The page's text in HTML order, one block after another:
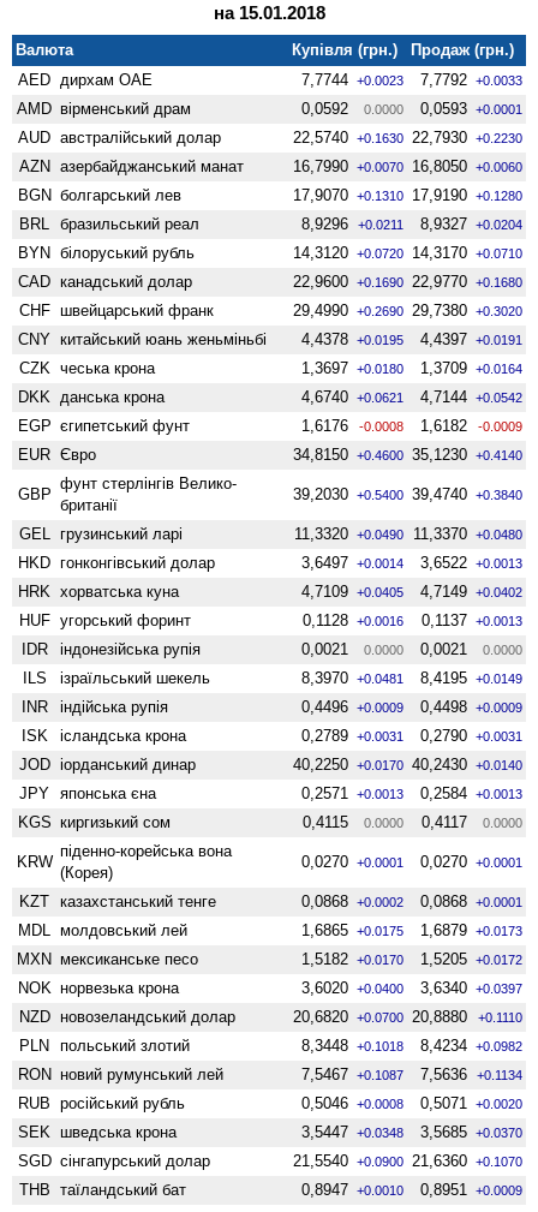
на 15.01.2018
Валюта Купівля (грн.)
Продаж (грн.)
AED дирхам ОАЕ 7,7744 +0.0023 7,7792 +0.0033
AMD вiрменський драм 0,0592 0.0000 0,0593 +0.0001
AUD австралійський долар 22,5740 +0.1630 22,7930 +0.2230
AZN азербайджанський манат 16,7990 +0.0070 16,8050 +0.0060
BGN болгарський лев 17,9070 +0.1310 17,9190 +0.1280
BRL бразильський реал 8,9296 +0.0211 8,9327 +0.0204
BYN білоруський рубль 14,3120 +0.0720 14,3170 +0.0710
CAD канадський долар 22,9600 +0.1690 22,9770 +0.1680
CHF швейцарський франк 29,4990 +0.2690 29,7380 +0.3020
CNY китайський юань женьмiньбi 4,4378 +0.0195 4,4397 +0.0191
CZK чеська крона 1,3697 +0.0180 1,3709 +0.0164
DKK данська крона 4,6740 +0.0621 4,7144 +0.0542
EGP єгипетський фунт 1,6176 -0.0008 1,6182 -0.0009
EUR Євро 34,8150 +0.4600 35,1230 +0.4140
GBP
фунт стерлінгів Велико­
британії
39,2030 +0.5400 39,4740 +0.3840
GEL грузинський ларі 11,3320 +0.0490 11,3370 +0.0480
HKD гонконгівський долар 3,6497 +0.0014 3,6522 +0.0013
HRK хорватська куна 4,7109 +0.0405 4,7149 +0.0402
HUF угорський форинт 0,1128 +0.0016 0,1137 +0.0013
IDR індонезійська рупія 0,0021 0.0000 0,0021 0.0000
ILS ізраїльський шекель 8,3970 +0.0481 8,4195 +0.0149
INR індійська рупія 0,4496 +0.0009 0,4498 +0.0009
ISK ісландська крона 0,2789 +0.0031 0,2790 +0.0031
JOD іорданський динар 40,2250 +0.0170 40,2430 +0.0140
JPY японська єна 0,2571 +0.0013 0,2584 +0.0013
KGS киргизький сом 0,4115 0.0000 0,4117 0.0000
KRW
піденно-корейська вона
(Корея)
0,0270 +0.0001 0,0270 +0.0001
KZT казахстанський тенге 0,0868 +0.0002 0,0868 +0.0001
MDL молдовський лей 1,6865 +0.0175 1,6879 +0.0173
MXN мексиканське песо 1,5182 +0.0170 1,5205 +0.0172
NOK норвезька крона 3,6020 +0.0400 3,6340 +0.0397
NZD ново­зеландський долар 20,6820 +0.0700 20,8880 +0.1110
PLN польський злотий 8,3448 +0.1018 8,4234 +0.0982
RON новий румунський лей 7,5467 +0.1087 7,5636 +0.1134
RUB російський рубль 0,5046 +0.0008 0,5071 +0.0020
SEK шведська крона 3,5447 +0.0348 3,5685 +0.0370
SGD сінгапурський долар 21,5540 +0.0900 21,6360 +0.1070
THB таїландський бат 0,8947 +0.0010 0,8951 +0.0009